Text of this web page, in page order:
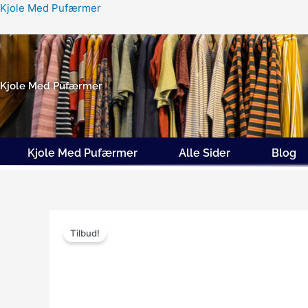
Gå
indholdet
Kjole Med Pufærmer
Kjole Med Pufærmer
Kjole Med Pufærmer Alle Sider Blog
Tilbud!